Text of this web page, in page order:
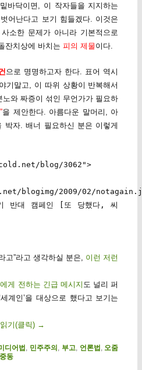
바닥이면, 이 작자들을 지지하는
어난다고 보기 힘들겠다. 이것은
소한 문제가 아니라 기본적으로
잔치상에 바치는 피의 제물이다.
으로 명명하고자 한다. 표어 역시
기말고, 이 따위 상황이 반복해서
와 짜증이 섞인 무언가가 필요하
을 제안한다. 아름다운 말머리, 아
박자. 배너 필요하신 분은 이렇게
blog/3062">
blogimg/2009/02/
반대 캠페인 [또 당했다, 씨
고”라고 생각하실 분은, 이런 저런
게 전하는 긴급 메시지 도 널리 퍼
계인’을 대상으로 했다고 보기는
기(클릭) →
디어법 , 민주주의 , 부고, 언론법 ,오줌
동